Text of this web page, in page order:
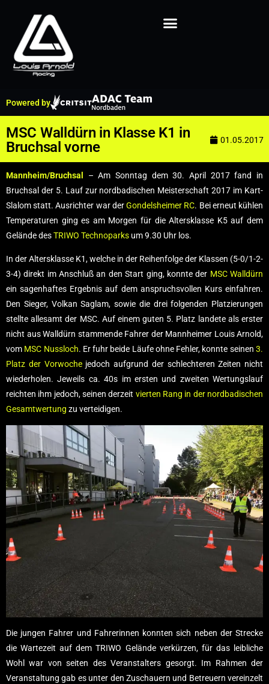
Powered by
MSC Walldürn in Klasse K1 in
Bruchsal vorne
01.05.2017
Mannheim/Bruchsal
– Am Sonntag dem 30. April 2017 fand in
Bruchsal der 5. Lauf zur nordbadischen Meisterschaft 2017 im Kart-
Slalom statt. Ausrichter war derGondelsheimer RC. Bei erneut kühlen
Temperaturen ging es am Morgen für die Altersklasse K5 auf dem
Gelände desTRIWO Technoparks um 9.30 Uhr los.
In der Altersklasse K1, welche in der Reihenfolge der Klassen (5-0/1-2-
3-4) direkt im Anschluß an den Start ging, konnte der MSC Walldürn
ein sagenhaftes Ergebnis auf dem anspruchsvollen Kurs einfahren.
Den Sieger, Volkan Saglam, sowie die drei folgenden Platzierungen
stellte allesamt der MSC. Auf einem guten 5. Platz landete als erster
nicht aus Walldürn stammende Fahrer der Mannheimer Louis Arnold,
vom MSC Nussloch. Er fuhr beide Läufe ohne Fehler, konnte seinen3.
Platz der Vorwochejedoch aufgrund der schlechteren Zeiten nicht
wiederholen. Jeweils ca. 40s im ersten und zweiten Wertungslauf
reichten ihm jedoch, seinen derzeit vierten Rang in der nordbadischen
Gesamtwertung zu verteidigen.
Die jungen Fahrer und Fahrerinnen konnten sich neben der Strecke
die Wartezeit auf dem TRIWO Gelände verkürzen, für das leibliche
Wohl war von seiten des Veranstalters gesorgt. Im Rahmen der
Veranstaltung gab es unter den Zuschauern und Betreuern vereinzelt